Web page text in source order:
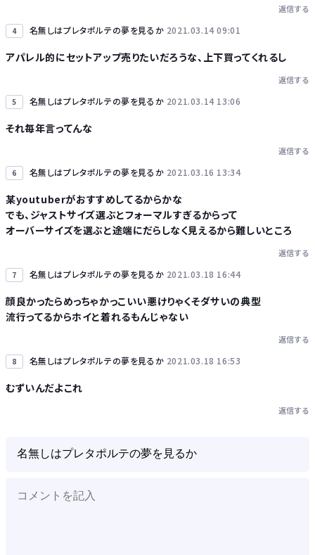
返信する
4 名無しはプレタポルテの夢を見るか 2021.03.14 09:01
アパレル的にセットアップ売りたいだろうな、上下買ってくれるし
返信する
5 名無しはプレタポルテの夢を見るか 2021.03.14 13:06
それ毎年言ってんな
返信する
6 名無しはプレタポルテの夢を見るか 2021.03.16 13:34
某youtuberがおすすめしてるからかな
でも、ジャストサイズ選ぶとフォーマルすぎるからって
オーバーサイズを選ぶと途端にだらしなく見えるから難しいところ
返信する
7 名無しはプレタポルテの夢を見るか 2021.03.18 16:44
顔良かったらめっちゃかっこいい悪けりゃくそダサいの典型
流行ってるからホイと着れるもんじゃない
返信する
8 名無しはプレタポルテの夢を見るか 2021.03.18 16:53
むずいんだよこれ
返信する